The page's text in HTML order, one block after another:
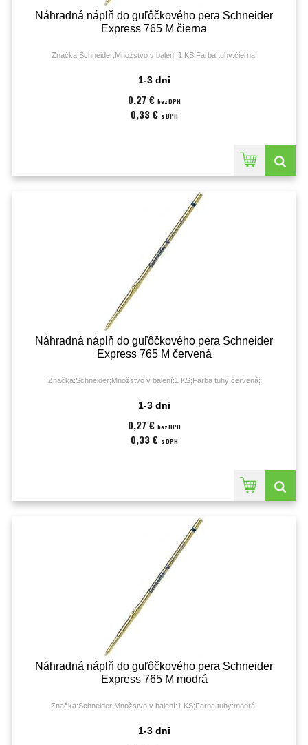
Náhradná náplň do guľôčkového pera Schneider
Express 765 M čierna
Značka:Schneider;Množstvo v balení:1 KS;Farba tuhy:čierna;
1-3 dni
0,27 € bez DPH
0,33 € s DPH
Náhradná náplň do guľôčkového pera Schneider
Express 765 M červená
Značka:Schneider;Množstvo v balení:1 KS;Farba tuhy:červená;
1-3 dni
0,27 € bez DPH
0,33 € s DPH
Náhradná náplň do guľôčkového pera Schneider
Express 765 M modrá
Značka:Schneider;Množstvo v balení:1 KS;Farba tuhy:modrá;
1-3 dni